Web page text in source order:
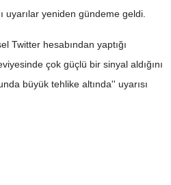
uyarılar yeniden gündeme geldi.
Twitter hesabından yaptığı
çok güçlü bir sinyal aldığını
büyük tehlike altında'' uyarısı